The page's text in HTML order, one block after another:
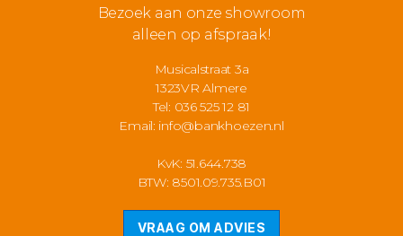
Bezoek aan onze showroom
alleen op afspraak!
Musicalstraat 3a
1323VR Almere
Tel: 036 525 12 81
Email: info@bankhoezen.nl
KvK: 51.644.738
BTW: 8501.09.735.B01
VRAAG OM ADVIES